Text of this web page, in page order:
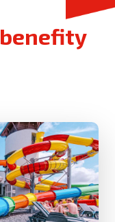
benefity